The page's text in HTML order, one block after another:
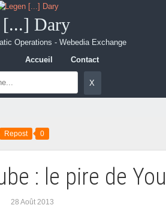
[...] Dary
Operations - Webedia Exchange
Accueil
Contact
Repost 0
: le pire de
28 Août 2013